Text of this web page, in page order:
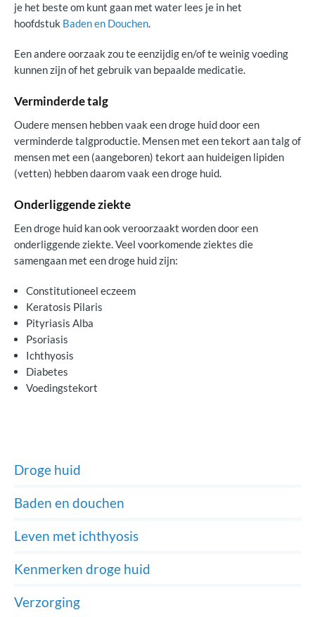
je het beste om kunt gaan met water lees je in het
hoofdstuk Baden en Douchen.
Een andere oorzaak zou te eenzijdig en/of te weinig voeding
kunnen zijn of het gebruik van bepaalde medicatie.
Verminderde talg
Oudere mensen hebben vaak een droge huid door een
verminderde talgproductie. Mensen met een tekort aan talg of
mensen met een (aangeboren) tekort aan huideigen lipiden
(vetten) hebben daarom vaak een droge huid.
Onderliggende ziekte
Een droge huid kan ook veroorzaakt worden door een
onderliggende ziekte. Veel voorkomende ziektes die
samengaan met een droge huid zijn:
Constitutioneel eczeem
Keratosis Pilaris
Pityriasis Alba
Psoriasis
Ichthyosis
Diabetes
Voedingstekort
Droge huid
Baden en douchen
Leven met ichthyosis
Kenmerken droge huid
Verzorging